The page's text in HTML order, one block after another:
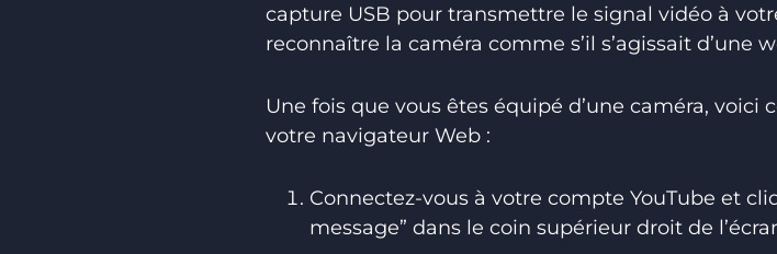
capture USB pour transmettre le signal vidéo à
reconnaître la caméra comme s’il s’agissait d’une
Une fois que vous êtes équipé d’une caméra,
votre navigateur Web :
Connectez-vous à votre compte YouTube et
message” dans le coin supérieur droit de